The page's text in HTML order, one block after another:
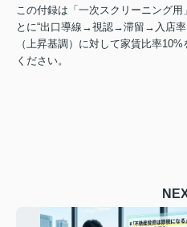
この付録は「一次スクリーニング
とに“出口導線→視認→滞留→入店
（上昇基調）に対して家賃比率
ください。